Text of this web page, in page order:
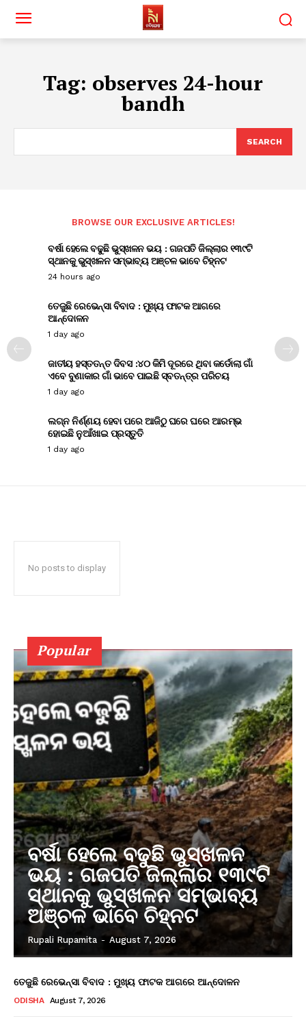
Tag: observes 24-hour
bandh
SEARCH
BROWSE OUR EXCLUSIVE ARTICLES!
ବର୍ଷା ହେଲେ ବଢୁଛି ଭୁସ୍ଖଳନ ଭୟ : ଗଜପତି ଜିଲ୍ଲାର ୧୩୯ଟି
ସ୍ଥାନକୁ ଭୁସ୍ଖଳନ ସମ୍ଭାବ୍ୟ ଅଞ୍ଚଳ ଭାବେ ଚିହ୍ନଟ
24 hours ago
ତେଜୁଛି ରେଭେନ୍ସା ବିବାଦ : ମୁଖ୍ୟ ଫାଟକ ଆଗରେ
ଆନ୍ଦୋଳନ
1 day ago
ଜାତୀୟ ହସ୍ତତନ୍ତ ଦିବସ :୪୦ କିମି ଦୂରରେ ଥିବା କର୍ଡୋଲା ଗାଁ
ଏବେ ବୁଣାକାର ଗାଁ ଭାବେ ପାଇଛି ସ୍ବତନ୍ତ୍ର ପରିଚୟ
1 day ago
ଲଗ୍ନ ନିର୍ଣ୍ଣୟ ହେବା ପରେ ଆଜିଠୁ ଘରେ ଘରେ ଆରମ୍ଭ
ହୋଇଛି ନୁଆଁଖାଇ ପ୍ରସ୍ତୁତି
1 day ago
No posts to display
Popular
ବର୍ଷା ହେଲେ ବଢୁଛି ଭୁସ୍ଖଳନ
ଭୟ : ଗଜପତି ଜିଲ୍ଲାର ୧୩୯ଟି
ସ୍ଥାନକୁ ଭୁସ୍ଖଳନ ସମ୍ଭାବ୍ୟ
ଅଞ୍ଚଳ ଭାବେ ଚିହ୍ନଟ
Rupali Rupamita - August 7, 2026
ତେଜୁଛି ରେଭେନ୍ସା ବିବାଦ : ମୁଖ୍ୟ ଫାଟକ ଆଗରେ ଆନ୍ଦୋଳନ
ODISHA August 7, 2026